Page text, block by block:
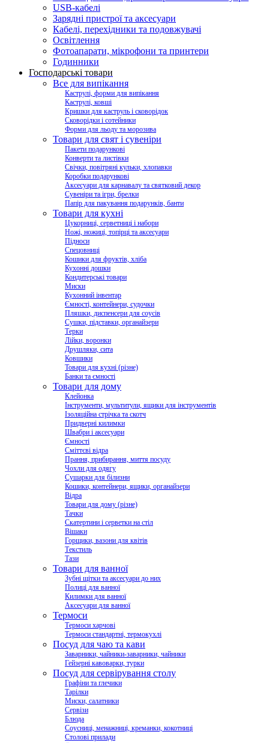
USB-кабелі
Зарядні пристрої та аксесуари
Кабелі, перехідники та подовжувачі
Освітлення
Фотоапарати, мікрофони та принтери
Годинники
Господарські товари
Все для випікання
Каструлі, форми для випікання
Каструлі, ковші
Кришки для каструль і сковорідок
Сковорідки і сотейники
Форми для льоду та морозива
Товари для свят і сувеніри
Пакети подарункові
Конверти та листівки
Свічки, повітряні кульки, хлопавки
Коробки подарункові
Аксесуари для карнавалу та святковий декор
Сувеніри та ігри, брелки
Папір для пакування подарунків, банти
Товари для кухні
Цукорниці, серветниці і набори
Ножі, ножиці, топірці та аксесуари
Підноси
Спецовниці
Кошики для фруктів, хліба
Кухонні дошки
Кондитерські товари
Миски
Кухонний інвентар
Ємності, контейнери, судочки
Пляшки, диспенсери для соусів
Сушки, підставки, органайзери
Терки
Лійки, воронки
Друшляки, сита
Ковшики
Товари для кухні (різне)
Банки та ємності
Товари для дому
Клейонка
Інструменти, мультитули, ящики для інструментів
Ізоляційна стрічка та скотч
Придверні килимки
Швабри і аксесуари
Ємності
Сміттєві відра
Прання, прибирання, миття посуду
Чохли для одягу
Сушарки для білизни
Кошики, контейнери, ящики, органайзери
Відра
Товари для дому (різне)
Тачки
Скатертини і серветки на стіл
Вішаки
Горщики, вазони для квітів
Текстиль
Тази
Товари для ванної
Зубні щітки та аксесуари до них
Полиці для ванної
Килимки для ванної
Аксесуари для ванної
Термоси
Термоси харчові
Термоси стандартні, термокухлі
Посуд для чаю та кави
Заварники, чайники-заварники, чайники
Гейзерні кавоварки, турки
Посуд для сервірування столу
Графіни та глечики
Тарілки
Миски, салатники
Сервізи
Блюда
Соусниці, менажниці, креманки, кокотниці
Столові прилади